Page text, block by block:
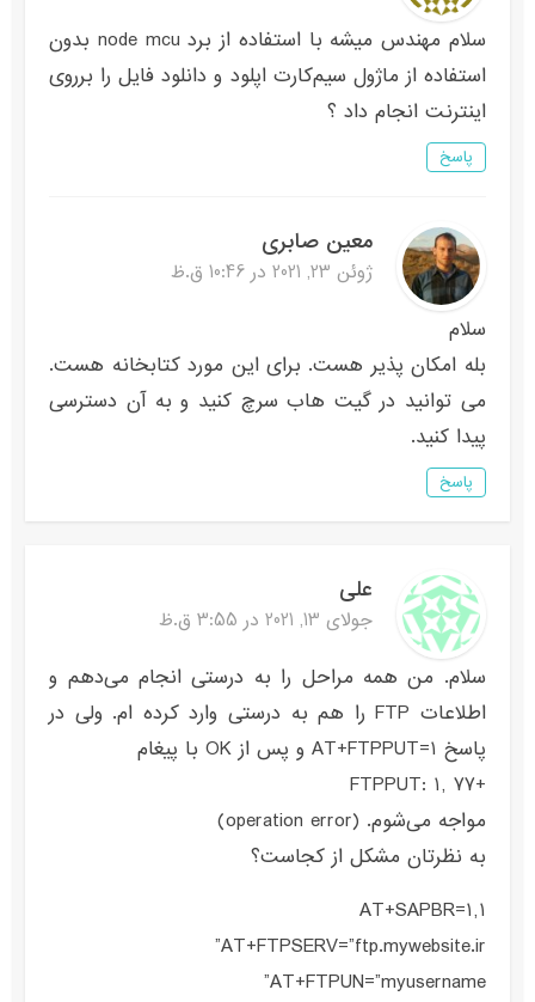
سلام مهندس میشه با استفاده از برد node mcu بدون
استفاده از ماژول سیم‌کارت اپلود و دانلود فایل را برروی
اینترنت انجام داد ؟
پاسخ
معین صابری
ژوئن 23, 2021 در 10:46 ق.ظ
سلام
بله امکان پذیر هست. برای این مورد کتابخانه هست.
می توانید در گیت هاب سرچ کنید و به آن دسترسی
پیدا کنید.
پاسخ
علی
جولای 13, 2021 در 3:55 ق.ظ
سلام. من همه مراحل را به درستی انجام می‌دهم و
اطلاعات FTP را هم به درستی وارد کرده ام. ولی در
پاسخ AT+FTPPUT=1 و پس از OK با پیغام
+FTPPUT: 1, 77
مواجه می‌شوم. (operation error)
به نظرتان مشکل از کجاست؟
AT+SAPBR=1,1
AT+FTPSERV=”ftp.mywebsite.ir”
AT+FTPUN=”myusername”